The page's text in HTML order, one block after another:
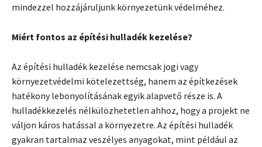
mindezzel hozzájáruljunk környezetünk védelméhez.
Miért fontos az építési hulladék kezelése?
Az építési hulladék kezelése nemcsak jogi vagy
környezetvédelmi kötelezettség, hanem az építkezések
hatékony lebonyolításának egyik alapvető része is. A
hulladékkezelés nélkülözhetetlen ahhoz, hogy a projekt ne
váljon káros hatással a környezetre. Az építési hulladék
gyakran tartalmaz veszélyes anyagokat, mint például az